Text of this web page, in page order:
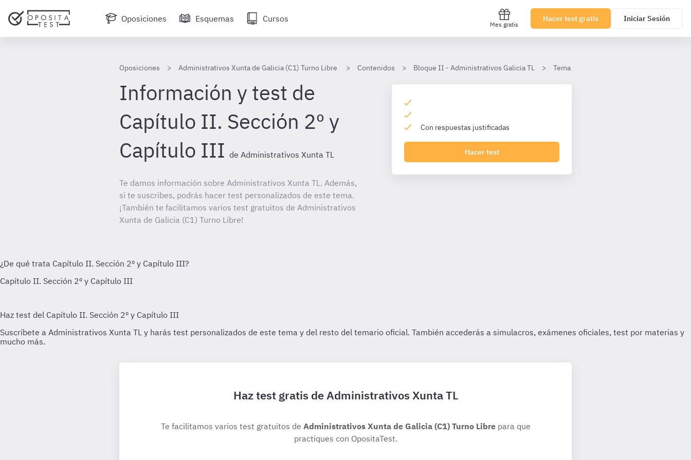
Oposiciones Esquemas Cursos
Mes gratis
Hacer test gratis Iniciar Sesión
Oposiciones Administrativos Xunta de Galicia (C1) Turno Libre Contenidos Bloque II - Administrativos Galicia TL Tema 4.- Ley 9/2017 de contratos del
Información y test de
Capítulo II. Sección 2º y
Capítulo III de Administrativos Xunta TL
Te damos información sobre Administrativos Xunta TL. Además,
si te suscribes, podrás hacer test personalizados de este tema.
¡También te facilitamos varios test gratuitos de Administrativos
Xunta de Galicia (C1) Turno Libre!
Con respuestas justificadas
Hacer test
Haz test gratis de Administrativos Xunta TL
Te facilitamos varios test gratuitos de Administrativos Xunta de Galicia (C1) Turno Librepara que
practiques con OpositaTest.